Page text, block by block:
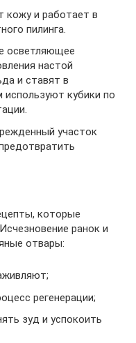
кожу и работает в
пилинга.
осветляющее
настой
и ставят в
кубики по
участок
которые
ранок и
отвары:
регенерации;
зуд и успокоить